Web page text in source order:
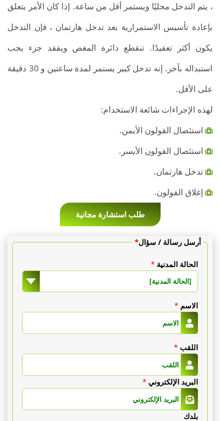
، يتم التدخل محليًا ويستمر أقل من ساعة. إذا كان الأمر يتعلق
بإعادة تأسيس الاستمرارية بعد تدخل هارتمان ، فإن التدخل
يكون أكثر تعقيدًا. تنقطع دائرة المغص ويفقد جزء يجب
استبداله بآخر. إنه تدخل كبير يستمر لمدة ساعتين و 30 دقيقة
على الأقل.
لهذه الإجراءات شائعة الاستخدام:
استئصال القولون الأيمن.
استئصال القولون الأيسر.
تدخل هارتمان.
إغلاق القولون.
طلب استشارة مجانية
أرسل رسالة / سؤال*
الحالة المدنية*
[الحالة المدنية]
الاسم*
اللقب*
البريد الإلكتروني*
بلدك